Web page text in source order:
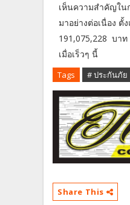
เห็นความสำคัญใน
มาอย่างต่อเนื่อง
191,075,228 บา
เมื่อเร็วๆ นี้
Tags # ประกันภัย
Share This